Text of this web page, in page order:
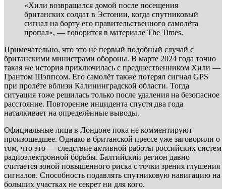
«Хили возвращался домой после посещения
британских солдат в Эстонии, когда спутниковый
сигнал на борту его правительственного самолёта
пропал», — говорится в материале The Times.
Примечательно, что это не первый подобный случай с
британскими министрами обороны. В марте 2024 года точно
такая же история приключилась с предшественником Хили —
Грантом Шэппсом. Его самолёт также потерял сигнал GPS
при пролёте вблизи Калининградской области. Тогда
ситуация тоже решилась только после удаления на безопасное
расстояние. Повторение инцидента спустя два года
наталкивает на определённые выводы.
Официальные лица в Лондоне пока не комментируют
произошедшее. Однако в британской прессе уже заговорили о
том, что это — следствие активной работы российских систем
радиоэлектронной борьбы. Балтийский регион давно
считается зоной повышенного риска с точки зрения глушения
сигналов. Способность подавлять спутниковую навигацию на
больших участках не секрет ни для кого.